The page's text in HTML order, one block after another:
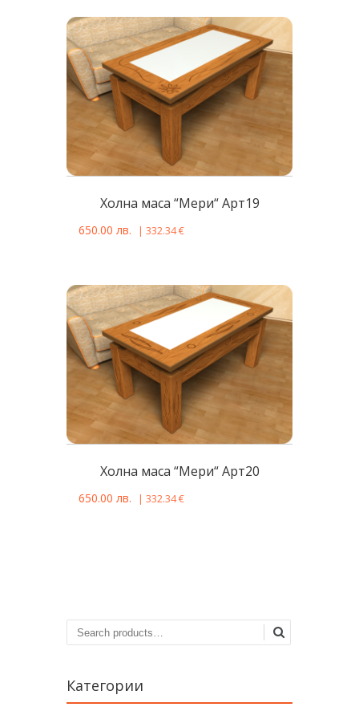
Холна маса “Мери“ Арт19
650.00 лв. | 332.34€
Холна маса “Мери“ Арт20
650.00 лв. | 332.34€
Категории